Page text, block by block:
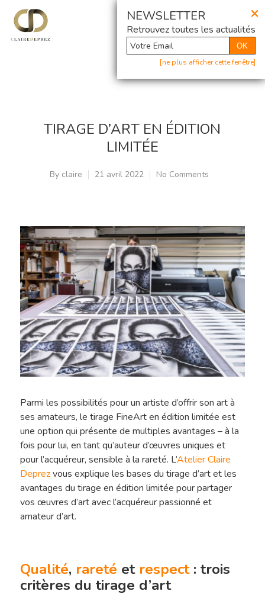
×
NEWSLETTER
Retrouvez toutes les actualités
OK
[ne plus afficher cette fenêtre]
@ Newsletter
TIRAGE D’ART EN ÉDITION
LIMITÉE
By claire 21 avril 2022 No Comments
Parmi les possibilités pour un artiste d’offrir son art à
ses amateurs, le tirage FineArt en édition limitée est
une option qui présente de multiples avantages – à la
fois pour lui, en tant qu’auteur d’œuvres uniques et
pour l’acquéreur, sensible à la rareté. L’Atelier Claire
Deprezvous explique les bases du tirage d’art et les
avantages du tirage en édition limitée pour partager
vos œuvres d’art avec l’acquéreur passionné et
amateur d’art.
Qualité, rareté et respect: trois
critères du tirage d’art